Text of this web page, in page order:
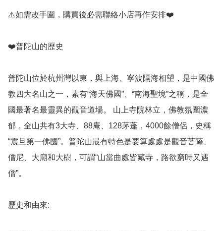
⚠️如需改手圍，購買後必需聯絡小店再作安排❤️
❤️普陀山的歷史
普陀山位於杭州灣以東，與上海、寧波隔海相望，是中國佛
教四大名山之一，素有“海天佛國”、“南海聖境”之稱，是全
國最著名最靈異的觀音道場。 山上寺院林立，佛教氛圍濃
郁，全山共有3大寺、88庵、128茅蓬，4000餘僧侶，史稱
“震旦第一佛國”。普陀山最有特色是要算處處是觀音菩薩、
僧尼、大廟和大樹，可謂“山當曲處皆藏寺，路欲窮時又遇
僧”。
歷史和由來: